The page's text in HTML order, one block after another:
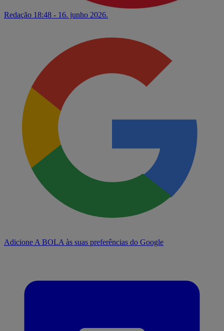
Redação 18:48 - 16. junho 2026.
Adicione A BOLA às suas preferências do Google